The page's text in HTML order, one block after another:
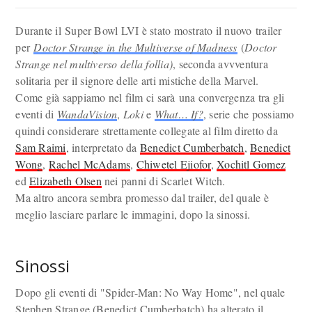
Durante il Super Bowl LVI è stato mostrato il nuovo trailer
per Doctor Strange in the Multiverse of Madness (Doctor
Strange nel multiverso della follia), seconda avvventura
solitaria per il signore delle arti mistiche della Marvel.
Come già sappiamo nel film ci sarà una convergenza tra gli
eventi di WandaVision, Lokie What… If?, serie che possiamo
quindi considerare strettamente collegate al film diretto da
Sam Raimi, interpretato da Benedict Cumberbatch,Benedict
Wong, Rachel McAdams, Chiwetel Ejiofor,Xochitl Gomez
edElizabeth Olsen nei panni di Scarlet Witch.
Ma altro ancora sembra promesso dal trailer, del quale è
meglio lasciare parlare le immagini, dopo la sinossi.
Sinossi
Dopo gli eventi di "Spider-Man: No Way Home", nel quale
Stephen Strange (Benedict Cumberbatch) ha alterato il